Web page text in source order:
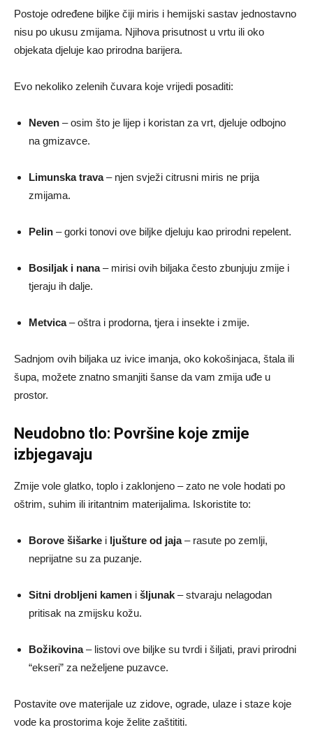
Postoje određene biljke čiji miris i hemijski sastav jednostavno
nisu po ukusu zmijama. Njihova prisutnost u vrtu ili oko
objekata djeluje kao prirodna barijera.
Evo nekoliko zelenih čuvara koje vrijedi posaditi:
Neven – osim što je lijep i koristan za vrt, djeluje odbojno
na gmizavce.
Limunska trava– njen svježi citrusni miris ne prija
zmijama.
Pelin – gorki tonovi ove biljke djeluju kao prirodni repelent.
Bosiljak i nana– mirisi ovih biljaka često zbunjuju zmije i
tjeraju ih dalje.
Metvica– oštra i prodorna, tjera i insekte i zmije.
Sadnjom ovih biljaka uz ivice imanja, oko kokošinjaca, štala ili
šupa, možete znatno smanjiti šanse da vam zmija uđe u
prostor.
Neudobno tlo: Površine koje zmije
izbjegavaju
Zmije vole glatko, toplo i zaklonjeno – zato ne vole hodati po
oštrim, suhim ili iritantnim materijalima. Iskoristite to:
Borove šišarke i ljušture od jaja– rasute po zemlji,
neprijatne su za puzanje.
Sitni drobljeni kamen i šljunak – stvaraju nelagodan
pritisak na zmijsku kožu.
Božikovina– listovi ove biljke su tvrdi i šiljati, pravi prirodni
“ekseri” za neželjene puzavce.
Postavite ove materijale uz zidove, ograde, ulaze i staze koje
vode ka prostorima koje želite zaštititi.